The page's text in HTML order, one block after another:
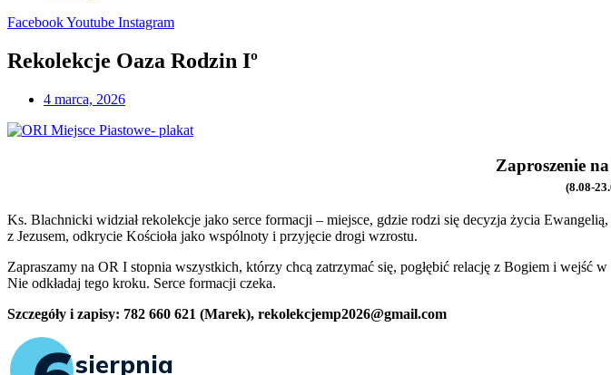
FacebookYoutube Instagram
Rekolekcje Oaza Rodzin Iº
4 marca, 2026
Zaproszenie
(8.08-
Ks. Blachnicki widział rekolekcje jako serce formacji – miejsce, gdzie rodzi się decyzja życia
z Jezusem, odkrycie Kościoła jako wspólnoty i przyjęcie drogi wzrostu.
Zapraszamy na OR I stopnia wszystkich, którzy chcą zatrzymać się, pogłębić relację z Bogiem i
Nie odkładaj tego kroku. Serce formacji czeka.
Szczegóły i zapisy: 782 660 621 (Marek), rekolekcjemp2026@gmail.com